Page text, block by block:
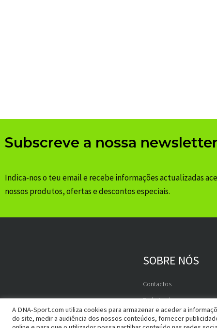
Subscreve a nossa newsletter
Indica-nos o teu email e recebe informações actualizadas
nossos produtos, ofertas e descontos especiais.
SOBRE NÓS
Contactos
Embaixadores
A DNA-Sport.com utiliza cookies para armazenar e aceder a
do site, medir a audiência dos nossos conteúdos, fornecer